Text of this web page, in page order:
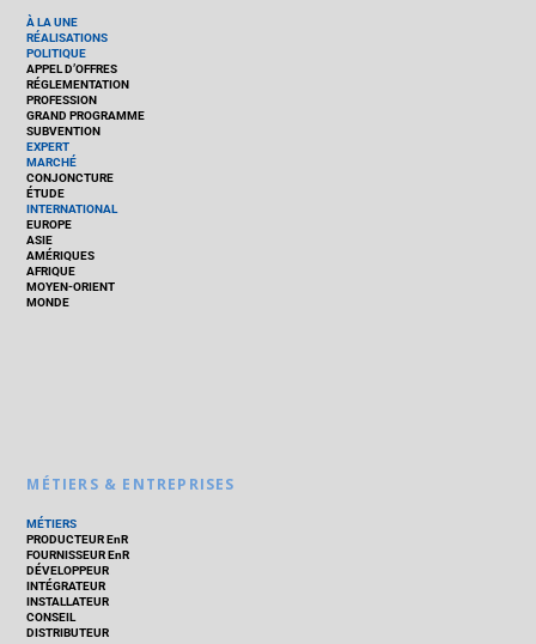
À LA UNE
RÉALISATIONS
POLITIQUE
APPEL D’OFFRES
RÉGLEMENTATION
PROFESSION
GRAND PROGRAMME
SUBVENTION
EXPERT
MARCHÉ
CONJONCTURE
ÉTUDE
INTERNATIONAL
EUROPE
ASIE
AMÉRIQUES
AFRIQUE
MOYEN-ORIENT
MONDE
MÉTIERS & ENTREPRISES
MÉTIERS
PRODUCTEUR EnR
FOURNISSEUR EnR
DÉVELOPPEUR
INTÉGRATEUR
INSTALLATEUR
CONSEIL
DISTRIBUTEUR